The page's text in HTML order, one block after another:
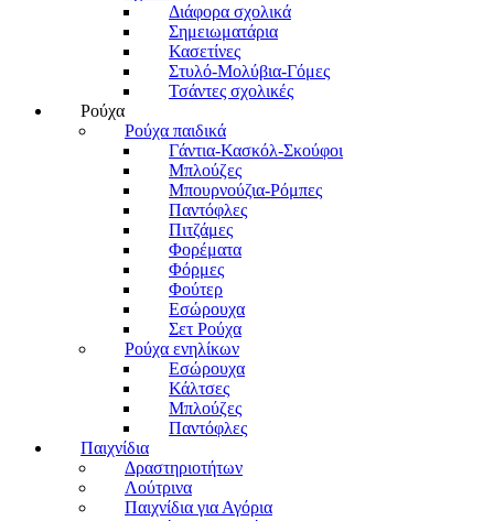
Διάφορα σχολικά
Σημειωματάρια
Κασετίνες
Στυλό-Μολύβια-Γόμες
Τσάντες σχολικές
Ρούχα
Ρούχα παιδικά
Γάντια-Κασκόλ-Σκούφοι
Μπλούζες
Μπουρνούζια-Ρόμπες
Παντόφλες
Πιτζάμες
Φορέματα
Φόρμες
Φούτερ
Εσώρουχα
Σετ Ρούχα
Ρούχα ενηλίκων
Εσώρουχα
Κάλτσες
Μπλούζες
Παντόφλες
Παιχνίδια
Δραστηριοτήτων
Λούτρινα
Παιχνίδια για Αγόρια